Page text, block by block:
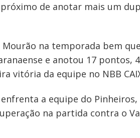
de anotar mais um
na temporada bem
e anotou 17 pontos,
vitória da equipe no NBB
a equipe do Pinheiros,
na partida contra o